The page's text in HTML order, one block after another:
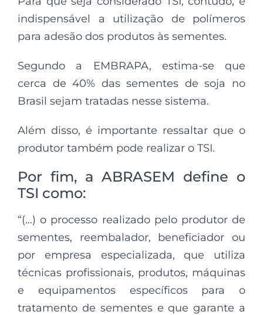
indispensável a utilização de polímeros
para adesão dos produtos às sementes.
Segundo a EMBRAPA, estima-se que
cerca de 40% das sementes de soja no
Brasil sejam tratadas nesse sistema.
Além disso, é importante ressaltar que o
produtor também pode realizar o TSI.
Por fim, a ABRASEM define o
TSI como:
“(…) o processo realizado pelo produtor de
sementes, reembalador, beneficiador ou
por empresa especializada, que utiliza
técnicas profissionais, produtos, máquinas
e equipamentos específicos para o
tratamento de sementes e que garante a